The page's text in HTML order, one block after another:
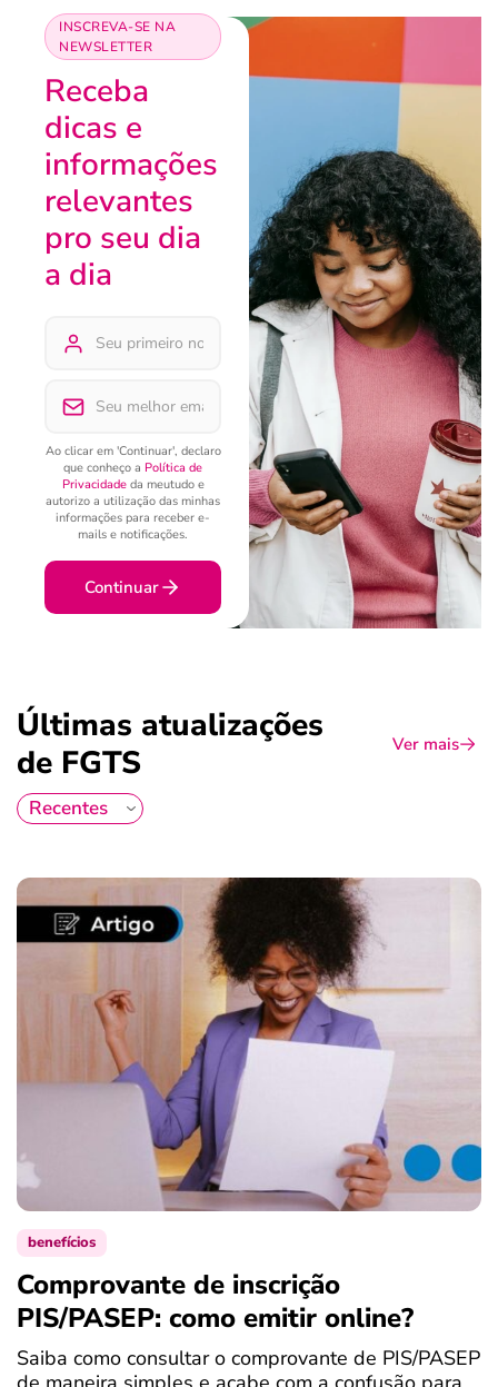
INSCREVA-SE NA
NEWSLETTER
Receba
dicas e
informações
relevantes
pro seu dia
a dia
Ao clicar em 'Continuar', declaro
que conheço a Política de
Privacidadeda meutudo e
autorizo a utilização das minhas
informações para receber e-
mails e notificações.
Continuar
Últimas atualizações
de FGTS
Ver mais
benefícios
Comprovante de inscrição
PIS/PASEP: como emitir online?
Saiba como consultar o comprovante de PIS/PASEP